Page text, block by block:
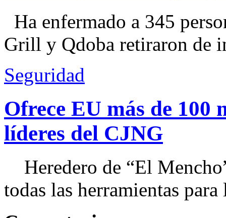
Ha enfermado a 345
Grill y Qdoba retiraron de
Seguridad
Ofrece EU más de 100
líderes del CJNG
Heredero de “El
todas las herramientas